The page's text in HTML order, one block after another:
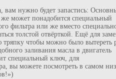
нужно будет запастись:
может понадобится специальный
фильтра или же вместо
толстой отвёрткой. Ещё для
тряпку чтобы можно было вытереть
заливания масла в двигатель
специальный ключ, для
вы можете посмотреть в самом